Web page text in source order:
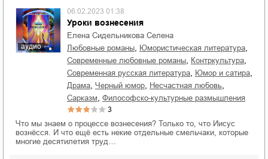
аудио
Уроки вознесения
06.02.2023 01:38
Елена Сидельникова Селена
любовные романы
юмористическая литература
современные любовные романы контркультура
современная русская литература юмор и сатира
драма черный юмор несчастная любовь
сарказм философско-культурные размышления
3
Что мы знаем о процессе вознесения? Только то, что Иисус
вознёсся. И что ещё есть некие отдельные смельчаки, которые
многие десятилетия труд…